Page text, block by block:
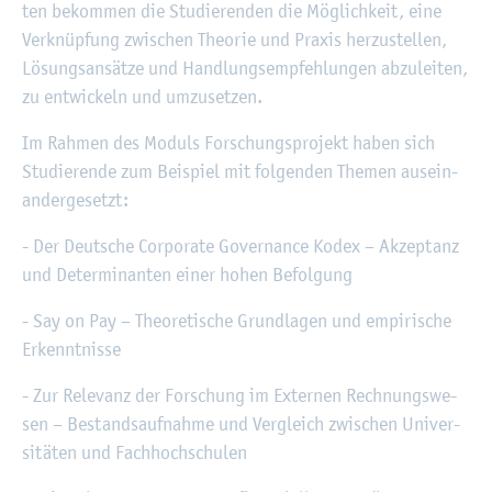
ten be­kom­men die Stu­die­ren­den die Mög­lich­keit, eine
Ver­knüp­fung zwi­schen Theo­rie und Pra­xis her­zu­stel­len,
Lö­sungs­an­sät­ze und Hand­lungs­emp­feh­lun­gen ab­zu­lei­ten,
zu ent­wi­ckeln und um­zu­set­zen.
Im Rah­men des Mo­duls For­schungs­pro­jekt haben sich
Stu­die­ren­de zum Bei­spiel mit fol­gen­den The­men aus­ein­
an­der­ge­setzt:
- Der Deut­sche Cor­po­ra­te Go­ver­nan­ce Kodex – Ak­zep­tanz
und De­ter­mi­nan­ten einer hohen Be­fol­gung
- Say on Pay – Theo­re­ti­sche Grund­la­gen und em­pi­ri­sche
Er­kennt­nis­se
- Zur Re­le­vanz der For­schung im Ex­ter­nen Rech­nungs­we­
sen – Be­stands­auf­nah­me und Ver­gleich zwi­schen Uni­ver­
si­tä­ten und Fach­hoch­schu­len